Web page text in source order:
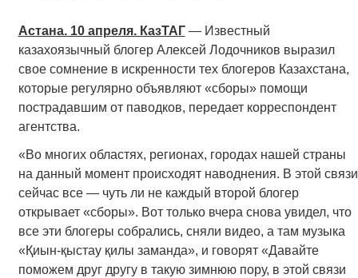
Астана. 10 апреля. КазТАГ— Известный
казахоязычный блогер Алексей Лодочников выразил
свое сомнение в искренности тех блогеров Казахстана,
которые регулярно объявляют «сборы» помощи
пострадавшим от паводков, передает корреспондент
агентства.
«Во многих областях, регионах, городах нашей страны
на данный момент происходят наводнения. В этой связи
сейчас все — чуть ли не каждый второй блогер
открывает «сборы». Вот только вчера снова увидел, что
все эти блогеры собрались, сняли видео, а там музыка
«Қиын-қыстау қилы заманда», и говорят «Давайте
поможем друг другу в такую зимнюю пору, в этой связи